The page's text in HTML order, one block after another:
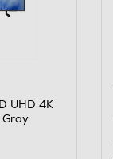
UHD 4K
Gray